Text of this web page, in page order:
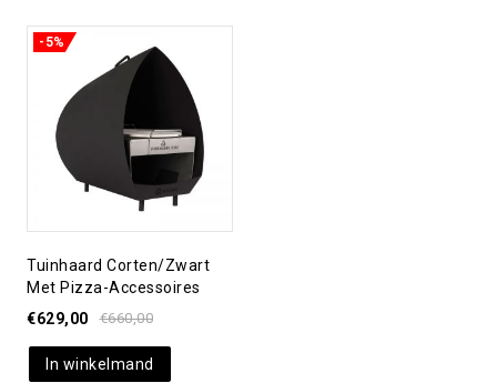
-5%
Tuinhaard Corten/zwart
Met Pizza-Accessoires
€660,00
€629,00
In winkelmand